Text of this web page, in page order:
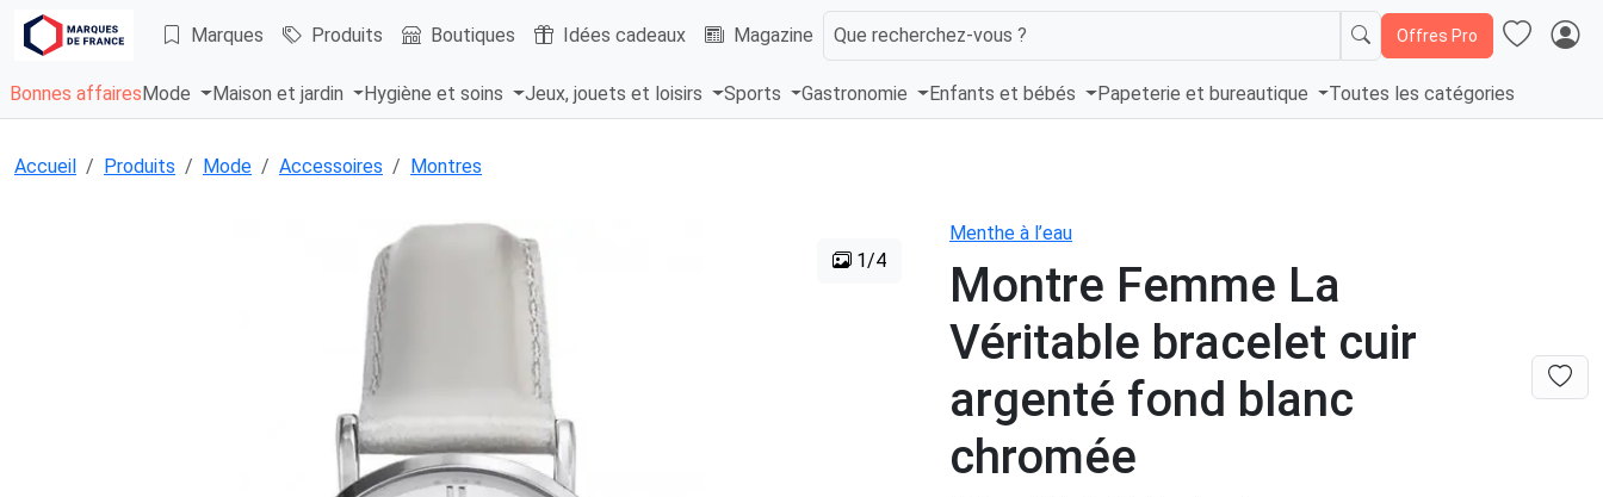
Marques Produits Boutiques Idées cadeaux Magazine Que recherchez-vous ? Offres Pro
Bonnes affaires Mode Maison et jardin Hygiène et soins Jeux, jouets et loisirs Sports Gastronomie Enfants et bébés Papeterie et bureautique Toutes les catégories
Accueil Produits Mode Accessoires Montres
1/4
Menthe à l’eau
Montre Femme La
Véritable bracelet cuir
argenté fond blanc
chromée